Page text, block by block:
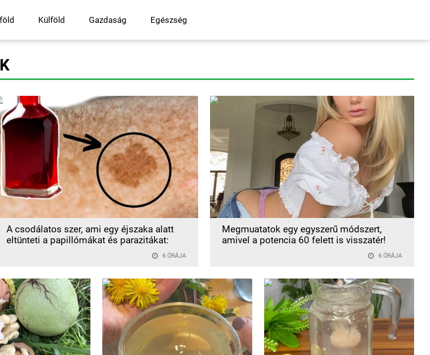
Külföld Gazdaság Egészség
A csodálatos szer, ami egy éjszaka alatt
eltünteti a papillómákat és parazitákat:
6 ÓRÁJA
Megmuatatok egy egyszerű módszert,
amivel a potencia 60 felett is visszatér!
6 ÓRÁJA